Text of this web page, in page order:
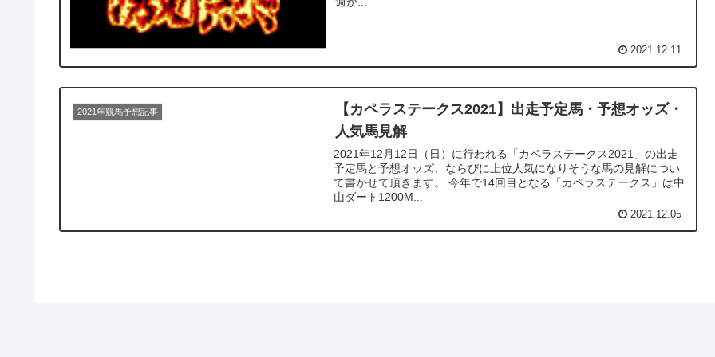
2021.12.11
2021年競馬予想記事
【カペラステークス2021】出走予定馬・予想オッズ・
人気馬見解
2021年12月12日（日）に行われる「カペラステークス2021」の出走
予定馬と予想オッズ、ならびに上位人気になりそうな馬の見解につい
て書かせて頂きます。 今年で14回目となる「カペラステークス」は中
山ダート1200M...
2021.12.05